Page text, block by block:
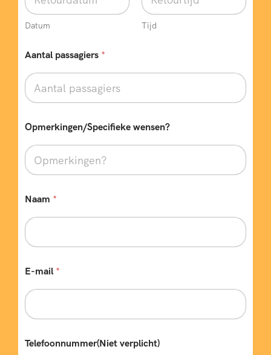
Datum Tijd
Aantal passagiers *
Opmerkingen/Specifieke wensen?
y
e
A
a
t
l
a
s
Naam *
E-mail *
Telefoonnummer(Niet verplicht)